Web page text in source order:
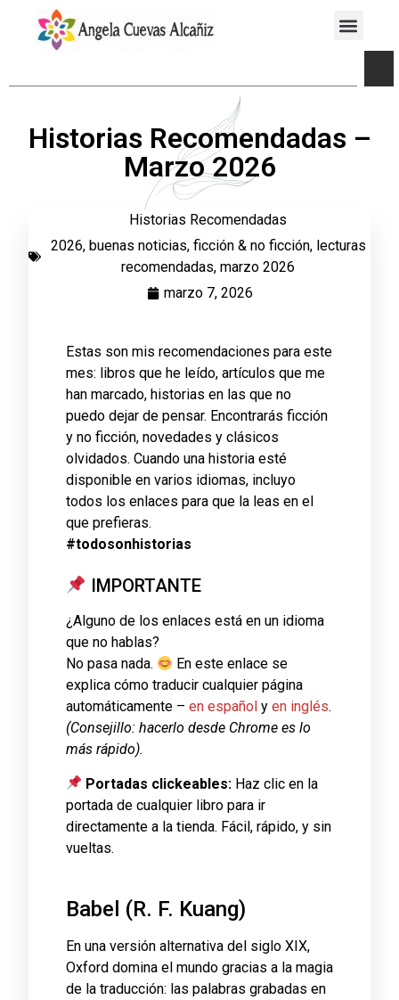
Historias Recomendadas –
Marzo 2026
Historias Recomendadas
2026, buenas noticias, ficción & no ficción, lecturas
recomendadas, marzo 2026
marzo 7, 2026
Estas son mis recomendaciones para este
mes: libros que he leído, artículos que me
han marcado, historias en las que no
puedo dejar de pensar. Encontrarás ficción
y no ficción, novedades y clásicos
olvidados. Cuando una historia esté
disponible en varios idiomas, incluyo
todos los enlaces para que la leas en el
que prefieras.
#todosonhistorias
IMPORTANTE
¿Alguno de los enlaces está en un idioma
que no hablas?
No pasa nada.
En este enlace se
explica cómo traducir cualquier página
automáticamente – en español y en inglés.
(Consejillo: hacerlo desde Chrome es lo
más rápido).
Portadas clickeables: Haz clic en la
portada de cualquier libro para ir
directamente a la tienda. Fácil, rápido, y sin
vueltas.
Babel (R. F. Kuang)
En una versión alternativa del siglo XIX,
Oxford domina el mundo gracias a la magia
de la traducción: las palabras grabadas en